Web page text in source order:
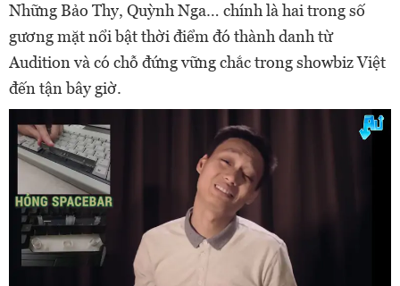
Những Bảo Thy, Quỳnh Nga… chính là hai trong số
gương mặt nổi bật thời điểm đó thành danh từ
Audition và có chỗ đứng vững chắc trong showbiz Việt
đến tận bây giờ.